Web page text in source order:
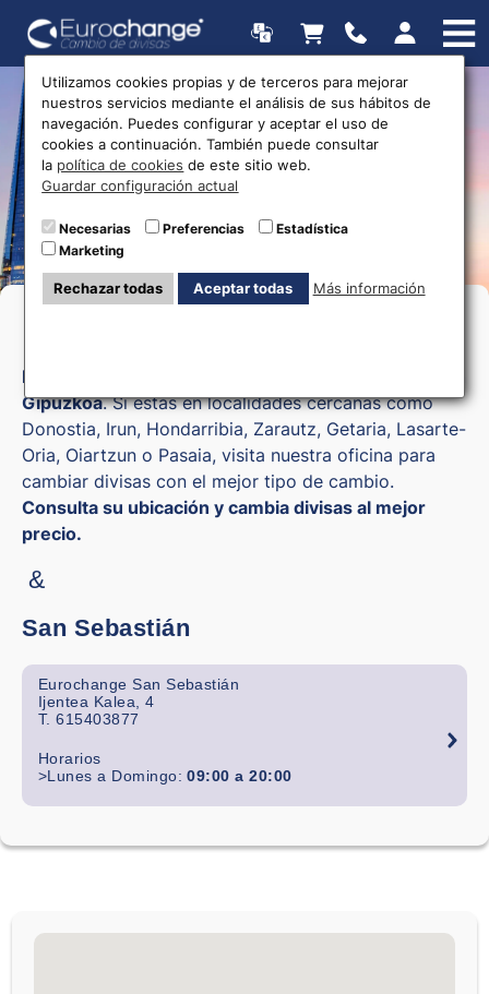
Oficinas de cambio de
divisas
Eurochange
Gipuzkoa. Si estás en localidades cercanas como
Donostia, Irun, Hondarribia, Zarautz, Getaria, Lasarte-
Oria, Oiartzun o Pasaia, visita nuestra oficina para
cambiar divisas con el mejor tipo de cambio.
Consulta su ubicación y cambia divisas al mejor
precio.
&
San Sebastián
Eurochange San Sebastián
Ijentea Kalea, 4
T. 615403877
Horarios
>Lunes a Domingo:09:00 a 20:00
Utilizamos cookies propias y de terceros para mejorar
nuestros servicios mediante el análisis de sus hábitos de
navegación. Puedes configurar y aceptar el uso de
cookies a continuación. También puede consultar
la política de cookies de este sitio web.
Guardar configuración actual
Necesarias Preferencias
Estadística
Marketing
Rechazar todas Aceptar todas Más información